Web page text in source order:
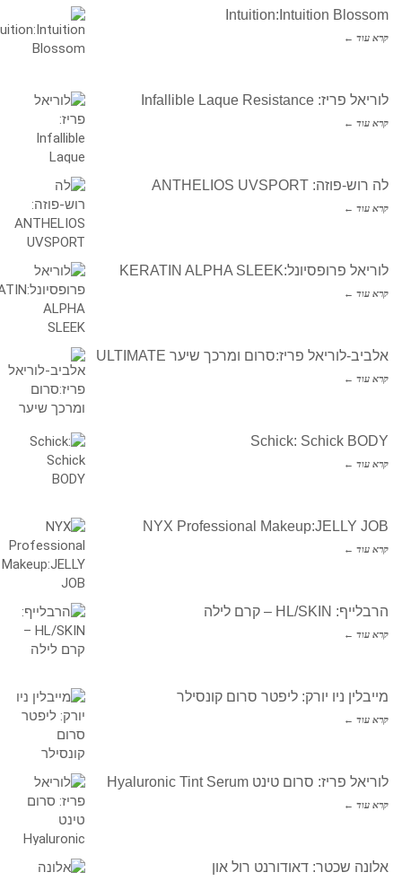
Intuition:Intuition Blossom
קרא עוד ←
לוריאל פריז: Infallible Laque Resistance
קרא עוד ←
לה רוש-פוזה: ANTHELIOS UVSPORT
קרא עוד ←
לוריאל פרופסיונל:KERATIN ALPHA SLEEK
קרא עוד ←
אלביב-לוריאל פריז:סרום ומרכך שיער ULTIMATE
קרא עוד ←
Schick: Schick BODY
קרא עוד ←
NYX Professional Makeup:JELLY JOB
קרא עוד ←
הרבלייף: HL/SKIN – קרם לילה
קרא עוד ←
מייבלין ניו יורק: ליפטר סרום קונסילר
קרא עוד ←
לוריאל פריז: סרום טינט Hyaluronic Tint Serum
קרא עוד ←
אלונה שכטר: דאודורנט רול און